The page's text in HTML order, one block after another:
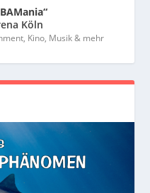
Köln
Kino, Musik & mehr